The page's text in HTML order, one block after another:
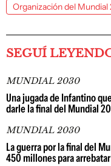
Organización del
SEGUÍ
MUNDIAL 2030
Una jugada de Infantino
darle la final del Mundial
MUNDIAL 2030
La guerra por la final del
450 millones para arrebatar